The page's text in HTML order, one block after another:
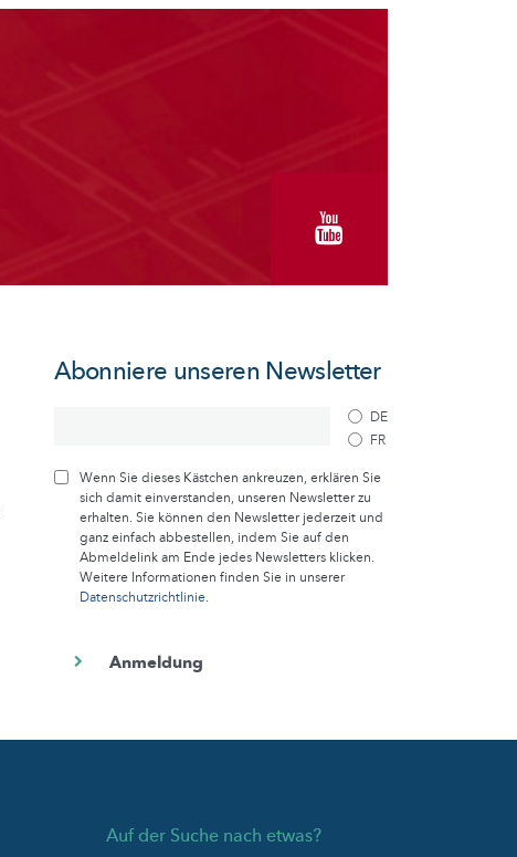
Abonniere unseren Newsletter
DE
FR
Wenn Sie dieses Kästchen ankreuzen, erklären Sie
sich damit einverstanden, unseren Newsletter zu
erhalten. Sie können den Newsletter jederzeit und
ganz einfach abbestellen, indem Sie auf den
Abmeldelink am Ende jedes Newsletters klicken.
Weitere Informationen finden Sie in unserer
Datenschutzrichtlinie.
Auf der Suche nach etwas?